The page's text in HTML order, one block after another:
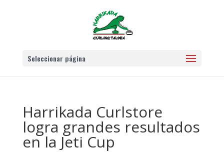
Seleccionar página
Harrikada Curlstore
logra grandes resultados
en la Jeti Cup